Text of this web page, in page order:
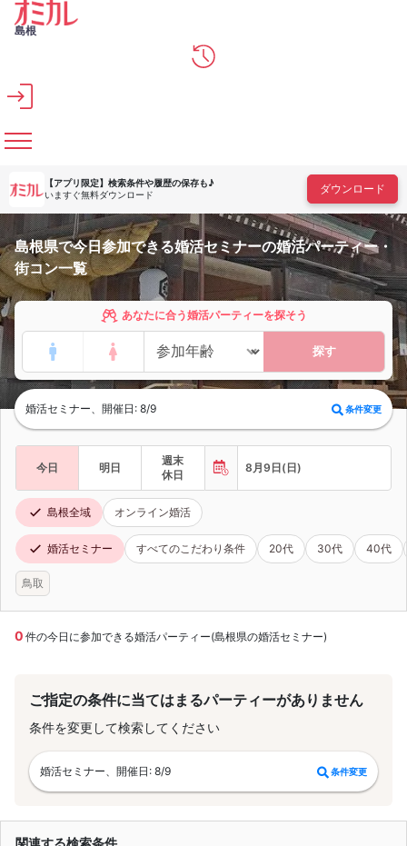
メインコンテンツへスキップ
島根
【アプリ限定】 検索条件や履歴の保存も♪
いますぐ無料ダウンロード
ダウンロード
島根県で今日参加できる婚活セミナーの婚活パーティー・
街コン一覧
あなたに合う婚活パーティーを探そう
探す
婚活セミナー、開催日: 8/9 条件変更
今日 明日
週末
休日
8月9日(日)
島根全域 オンライン婚活
婚活セミナー すべてのこだわり条件 20代 30代 40代
鳥取
0 件の今日に参加できる婚活パーティー(島根県の婚活セミナー)
ご指定の条件に当てはまるパーティーがありません
条件を変更して検索してください
婚活セミナー、開催日: 8/9 条件変更
関連する検索条件